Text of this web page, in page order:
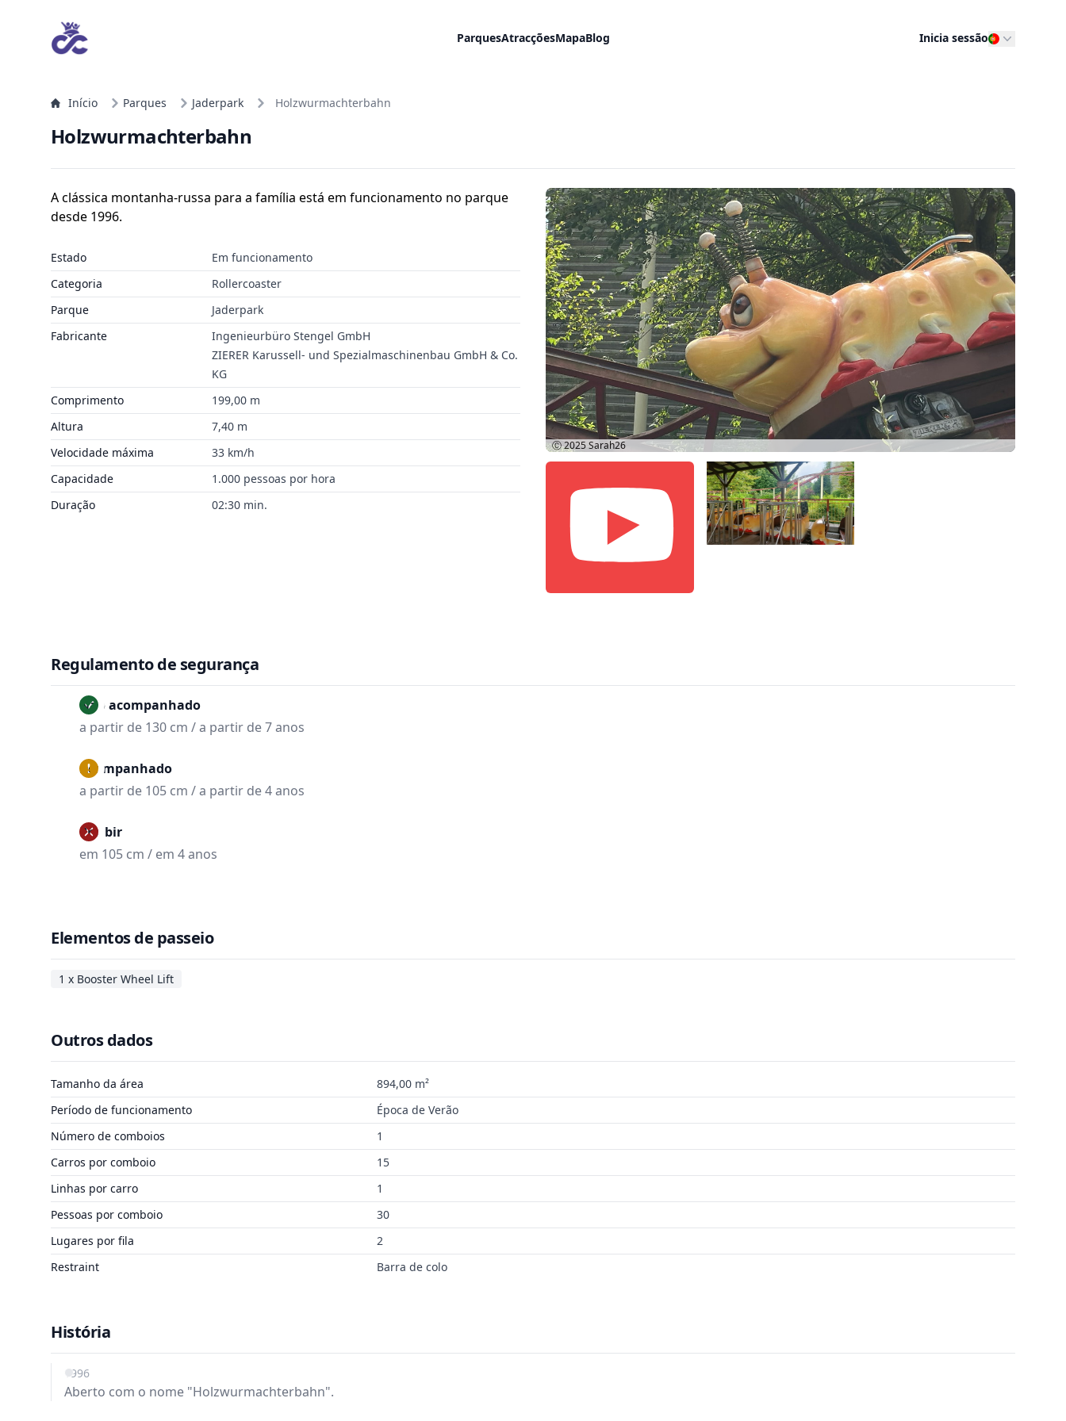
ParquesAtracçõesMapaBlog Inicia sessão
Início Parques Jaderpark Holzwurmachterbahn
Holzwurmachterbahn
A clássica montanha-russa para a família está em funcionamento no parque
desde 1996.
Estado
Em funcionamento
Categoria
Rollercoaster
Parque
Jaderpark
Fabricante
Ingenieurbüro Stengel GmbH
ZIERER Karussell- und Spezialmaschinenbau GmbH & Co.
KG
Comprimento
199,00 m
Altura
7,40 m
Velocidade máxima
33 km/h
Capacidade
1.000 pessoas por hora
Duração
02:30 min.
Ⓒ 2025 Sarah26
Regulamento de segurança
Não acompanhado
a partir de 130 cm / a partir de 7 anos
Acompanhado
a partir de 105 cm / a partir de 4 anos
Proibir
em 105 cm / em 4 anos
Elementos de passeio
1 x Booster Wheel Lift
Outros dados
Tamanho da área
894,00 m²
Período de funcionamento
Época de Verão
Número de comboios
1
Carros por comboio
15
Linhas por carro
1
Pessoas por comboio
30
Lugares por fila
2
Restraint
Barra de colo
História
1996
Aberto com o nome "Holzwurmachterbahn".